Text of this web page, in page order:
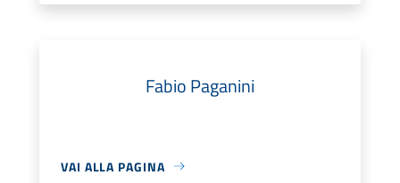
Fabio Paganini
VAI ALLA PAGINA